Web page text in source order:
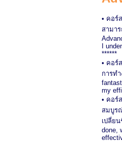
• คอร์
สามา
I
******
• คอร์
การท
my
• คอร์
สมบูร
เปลี่ย
done,